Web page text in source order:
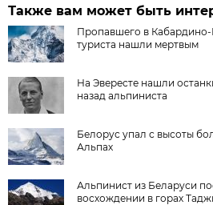
Также вам может быть
Пропавшего в
туриста нашли мертвым
На Эвересте нашли
назад альпиниста
Белорус упал с высоты
Альпах
Альпинист из Беларуси
восхождении в горах